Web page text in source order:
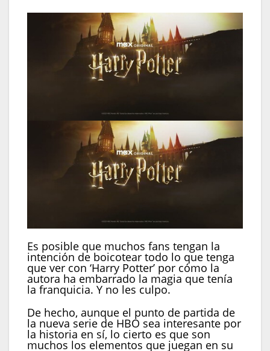
Es posible que muchos fans tengan la
intención de boicotear todo lo que tenga
que ver con ‘Harry Potter’ por cómo la
autora ha embarrado la magia que tenía
la franquicia. Y no les culpo.
De hecho, aunque el punto de partida de
la nueva serie de HBO sea interesante por
la historia en sí, lo cierto es que son
muchos los elementos que juegan en su